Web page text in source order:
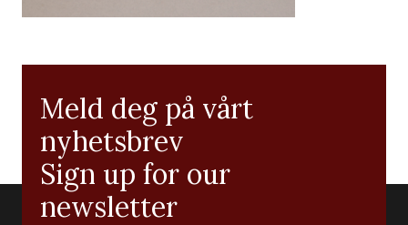
Meld deg på vårt
nyhetsbrev
Sign up for our
newsletter